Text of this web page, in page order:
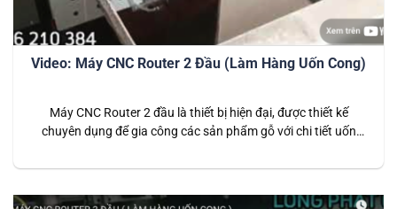
Video: Máy CNC Router 2 Đầu (Làm Hàng Uốn Cong)
Máy CNC Router 2 đầu là thiết bị hiện đại, được thiết kế
chuyên dụng để gia công các sản phẩm gỗ với chi tiết uốn
nghiệp sản xuất nội thất cao cấp, đòi hỏi độ tinh xảo và năng